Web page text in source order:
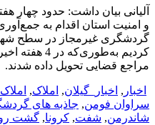
آلیانی بیان داشت: حدود چهار
و امنیت استان اقدام به
گردشگری غیرمجاز در سطح
مراجع قضایی تحویل داده شدند.
اخبار , اخبار_گیلان, املاک,
سراوان فومن, جاذبه های
شاندرمن, شفت, کرونا, گشت